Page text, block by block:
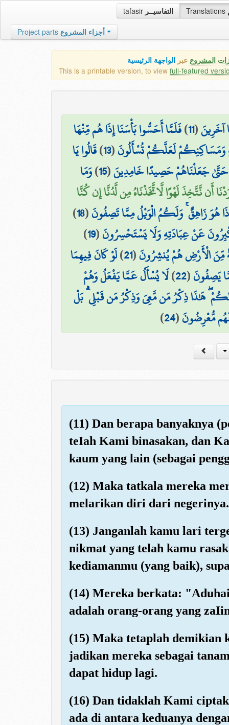
tafasir التفاسيــر Translations
Project parts أجزاء المشروع
المشروع عبر الواجهة الرئيسية
This is a printable version, to view full-featured
آخَرِينَ(
11
)فَلَمَّا أَحَسُّوا بَأْسَنَا إِذَا هُم مِّنْهَا
وَمَسَاكِنِكُمْ لَعَلَّكُمْ تُسْأَلُونَ(
13
)قَالُوا يَا
جَعَلْنَاهُمْ حَصِيدًا خَامِدِينَ(
15
)وَمَا
أَن نَّتَّخِذَ لَهْوًا لَّاتَّخَذْنَاهُ مِن لَّدُنَّا إِن كُنَّا
هُوَ زَاهِقٌ ۚ وَلَكُمُ الْوَيْلُ مِمَّا تَصِفُونَ(
18
)
عَنْ عِبَادَتِهِ وَلَا يَسْتَحْسِرُونَ(
19
)
مِّنَ الْأَرْضِ هُمْ يُنشِرُونَ(
21
)لَوْ كَانَ فِيهِمَا
يَصِفُونَ(
22
)لَا يُسْأَلُ عَمَّا يَفْعَلُ وَهُمْ
هَٰذَا ذِكْرُ مَن مَّعِيَ وَذِكْرُ مَن قَبْلِي ۗ بَلْ
مُّعْرِضُونَ(
24
)
(11) Dan berapa banyaknya
teIah Kami binasakan, dan
kaum yang lain (sebagai
(12) Maka tatkala mereka
melarikan diri dari negerinya.
(13) Janganlah kamu lari
nikmat yang telah kamu
kediamanmu (yang baik),
(14) Mereka berkata:
adalah orang-orang yang
(15) Maka tetaplah demikian
jadikan mereka sebagai
dapat hidup lagi.
(16) Dan tidaklah Kami
ada di antara keduanya